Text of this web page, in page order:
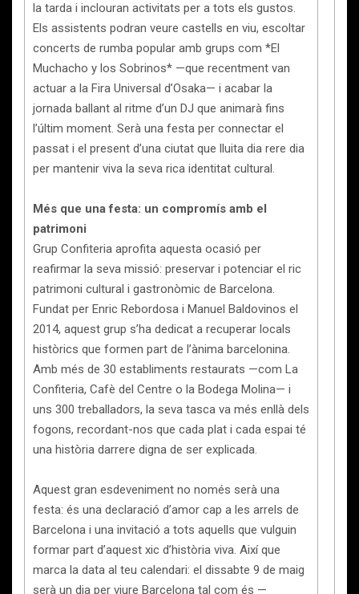
la tarda i inclouran activitats per a tots els gustos.
Els assistents podran veure castells en viu, escoltar
concerts de rumba popular amb grups com *El
Muchacho y los Sobrinos* —que recentment van
actuar a la Fira Universal d’Osaka— i acabar la
jornada ballant al ritme d’un DJ que animarà fins
l’últim moment. Serà una festa per connectar el
passat i el present d’una ciutat que lluita dia rere dia
per mantenir viva la seva rica identitat cultural.
Més que una festa: un compromís amb el
patrimoni
Grup Confiteria aprofita aquesta ocasió per
reafirmar la seva missió: preservar i potenciar el ric
patrimoni cultural i gastronòmic de Barcelona.
Fundat per Enric Rebordosa i Manuel Baldovinos el
2014, aquest grup s’ha dedicat a recuperar locals
històrics que formen part de l’ànima barcelonina.
Amb més de 30 establiments restaurats —com La
Confiteria, Cafè del Centre o la Bodega Molina— i
uns 300 treballadors, la seva tasca va més enllà dels
fogons, recordant-nos que cada plat i cada espai té
una història darrere digna de ser explicada.
Aquest gran esdeveniment no només serà una
festa: és una declaració d’amor cap a les arrels de
Barcelona i una invitació a tots aquells que vulguin
formar part d’aquest xic d’història viva. Així que
marca la data al teu calendari: el dissabte 9 de maig
serà un dia per viure Barcelona tal com és —